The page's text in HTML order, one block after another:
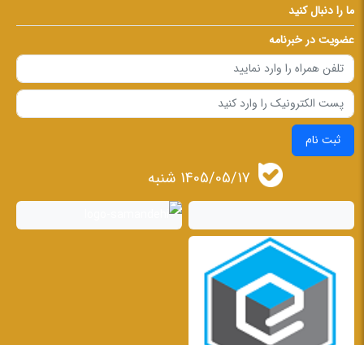
ما را دنبال کنید
عضویت در خبرنامه
ثبت نام
1405/05/17 شنبه